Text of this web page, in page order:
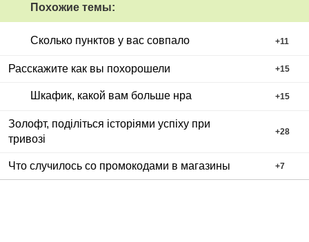
Похожие темы:
Сколько пунктов у вас совпало +11
Расскажите как вы похорошели +15
Шкафик, какой вам больше нра +15
Золофт, поділіться історіями успіху при
тривозі
+28
Что случилось со промокодами в магазины +7